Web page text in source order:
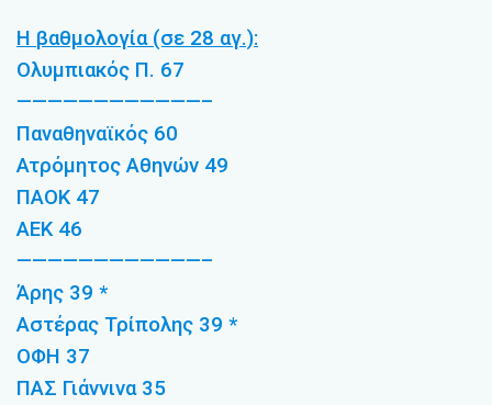
Η βαθμολογία (σε 28 αγ.):
Ολυμπιακός Π. 67
————————————–
Παναθηναϊκός 60
Ατρόμητος Αθηνών 49
ΠΑΟΚ 47
ΑΕΚ 46
————————————–
Άρης 39 *
Αστέρας Τρίπολης 39 *
ΟΦΗ 37
ΠΑΣ Γιάννινα 35